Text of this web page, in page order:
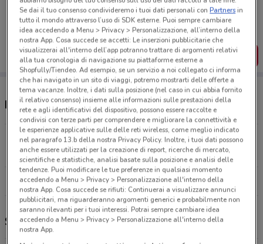
Porta DoveConviene sempre con te!
Puoi trovare le migliori offerte dei negozi vicino a te,
salvarle e creare la tua lista del risparmio, comodamente
dal tuo cellulare.
SCARICA L’APP
Negozi Spazio Enel a Carini
Via Marchese Di Villabianca, 121 Palermo
14.8 km
Tutti i negozi Spazio Enel
Spazio Enel, offerte e negozi
Se dai il tuo consenso condivideremo i tuoi dati personali conPartnersin
tutto il mondo attraverso l’uso di SDK esterne. Puoi sempre cambiare
idea accedendo a Menu > Privacy > Personalizzazione, all’interno della
nostra App. Cosa succede se accetti: Le inserzioni pubblicitarie che
visualizzerai all'interno dell’app potranno trattare di argomenti relativi
alla tua cronologia di navigazione su piattaforme esterne a
Shopfully/Tiendeo. Ad esempio, se un servizio a noi collegato ci informa
che hai navigato in un sito di viaggi, potremo mostrarti delle offerte a
tema vacanze. Inoltre, i dati sulla posizione (nel caso in cui abbia fornito
il relativo consenso) insieme alle informazioni sulle prestazioni della
rete e agli identificativi del dispositivo, possono essere raccolte e
condivisi con terze parti per comprendere e migliorare la connettività e
le esperienze applicative sulle delle reti wireless, come meglio indicato
nel paragrafo 13.b della nostra Privacy Policy. Inoltre, i tuoi dati possono
anche essere utilizzati per la creazione di report, ricerche di mercato,
scientifiche e statistiche, analisi basate sulla posizione e analisi delle
tendenze. Puoi modificare le tue preferenze in qualsiasi momento
accedendo a Menu > Privacy > Personalizzazione all'interno della
nostra App. Cosa succede se rifiuti: Continuerai a visualizzare annunci
pubblicitari, ma riguarderanno argomenti generici e probabilmente non
saranno rilevanti per i tuoi interessi. Potrai sempre cambiare idea
accedendo a Menu > Privacy > Personalizzazione all'interno della
nostra App.